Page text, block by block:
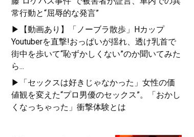
常行動と“屈辱的な発言”
▶【動画あり】「ノーブラ散歩」Hカップ
Youtuberを直撃!おっぱいが揺れ、透け乳首で
街中を歩いて“恥ずかしくない”のか聞いてみた
ら...
▶「セックスは好きじゃなかった」女性の価
値観を変えた“プロ男優のセックス”。「おかし
くなっちゃった」衝撃体験とは